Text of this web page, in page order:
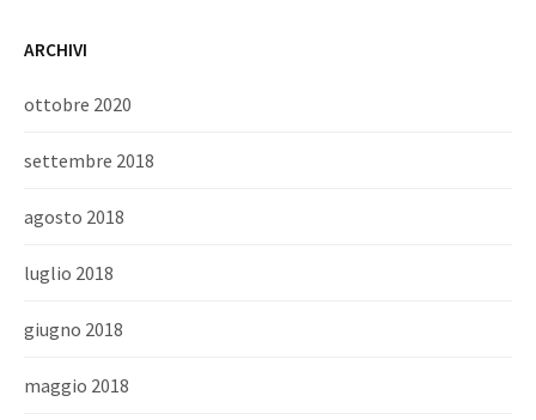
ARCHIVI
ottobre 2020
settembre 2018
agosto 2018
luglio 2018
giugno 2018
maggio 2018